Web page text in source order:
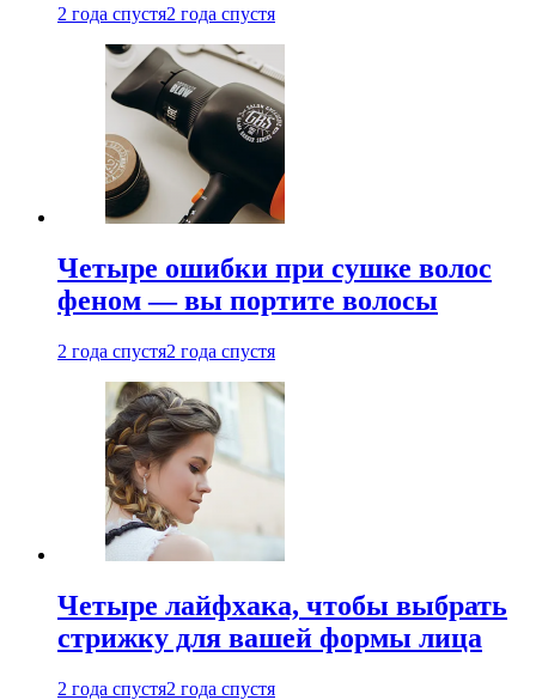
2 года спустя2 года спустя
Четыре ошибки при сушке волос
феном — вы портите волосы
2 года спустя2 года спустя
Четыре лайфхака, чтобы выбрать
стрижку для вашей формы лица
2 года спустя2 года спустя